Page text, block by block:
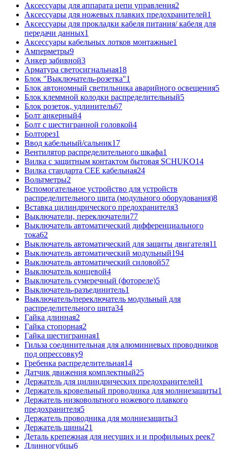
Аксессуары для аппарата цепи управления2
Аксессуары для ножевых плавких предохранителей1
Аксессуары для прокладки кабеля питания/ кабеля для
передачи данных1
Аксессуары кабельных лотков монтажные1
Амперметры9
Анкер забивной3
Арматура светосигнальная18
Блок "Выключатель-розетка"1
Блок автономный светильника аварийного освещения5
Блок клеммной колодки распределительный5
Блок розеток, удлинитель67
Болт анкерный4
Болт с шестигранной головкой4
Болторез1
Ввод кабельный/сальник17
Вентилятор распределительного шкафа1
Вилка с защитным контактом бытовая SCHUKO14
Вилка стандарта CEE кабельная24
Вольтметры2
Вспомогательное устройство для устройств
распределительного щита (модульного оборудования)8
Вставка цилиндрического предохранителя3
Выключатели, переключатели77
Выключатель автоматический дифференциального
тока62
Выключатель автоматический для защиты двигателя11
Выключатель автоматический модульный194
Выключатель автоматический силовой57
Выключатель концевой4
Выключатель сумеречный (фотореле)5
Выключатель-разъединитель1
Выключатель/переключатель модульный для
распределительного щита34
Гайка длинная2
Гайка стопорная2
Гайка шестигранная1
Гильза соединительная для алюминиевых проводников
под опрессовку9
Гребенка распределительная14
Датчик движения комплектный25
Держатель для цилиндрических предохранителей1
Держатель кровельный проводника для молниезащиты1
Держатель низковольтного ножевого плавкого
предохранителя5
Держатель проводника для молниезащиты3
Держатель шины21
Деталь крепежная для несущих и и профильных реек7
Длинногубцы6